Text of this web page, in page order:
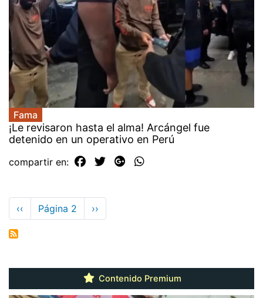
Fama
¡Le revisaron hasta el alma! Arcángel fue
detenido en un operativo en Perú
compartir en:
Paginación
Página
anterior
‹‹ Página 2
Siguiente
página
››
Contenido Premium